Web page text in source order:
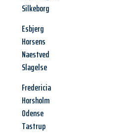
Silkeborg
Esbjerg
Horsens
Naestved
Slagelse
Fredericia
Horsholm
Odense
Tastrup